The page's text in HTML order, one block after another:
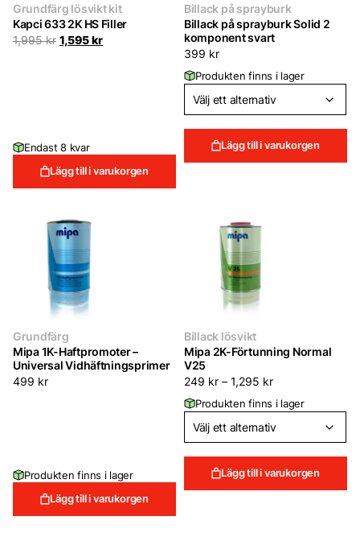
Grundfärg lösvikt kit
Kapci 633 2K HS Filler
1,995kr Det
1,595krDet
Endast 8 kvar
Lägg till i varukorgen
Billack på sprayburk
Billack på sprayburk Solid 2
komponent svart
399 kr
Produkten finns i lager
Lägg till i varukorgen
Grundfärg
Mipa 1K-Haftpromoter –
Universal Vidhäftningsprimer
499 kr
Produkten finns i lager
Lägg till i varukorgen
Billack lösvikt
Mipa 2K-Förtunning Normal
V25
249 kr – 1,295 kr
Produkten finns i lager
Lägg till i varukorgen